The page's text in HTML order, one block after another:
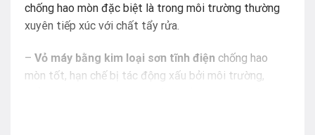
chống hao mòn đặc biệt là trong môi trường thường
xuyên tiếp xúc với chất tẩy rửa.
– Vỏ máy bằng kim loại sơn tĩnh điện chống hao
mòn tốt, hạn chế bị tác động xấu bởi môi trường,